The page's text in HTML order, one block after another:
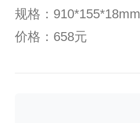
规格：910*155*18mm
价格：658元